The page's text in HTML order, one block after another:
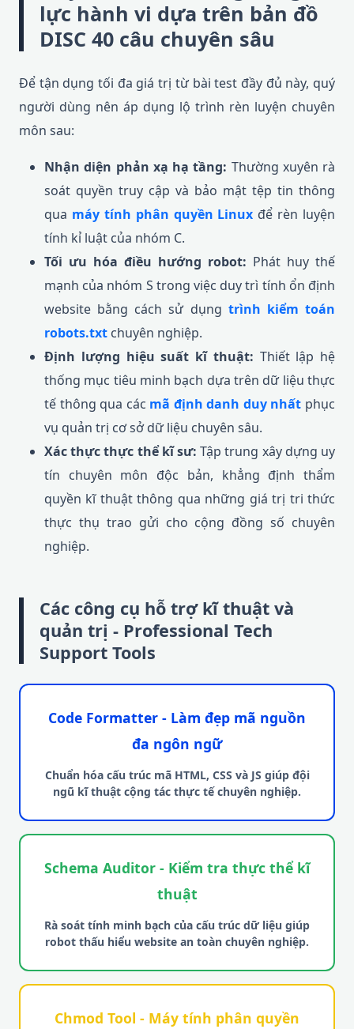
lực hành vi dựa trên bản đồ
DISC 40 câu chuyên sâu
Để tận dụng tối đa giá trị từ bài test đầy đủ này, quý
người dùng nên áp dụng lộ trình rèn luyện chuyên
môn sau:
Nhận diện phản xạ hạ tầng: Thường xuyên rà
soát quyền truy cập và bảo mật tệp tin thông
qua máy tính phân quyền Linux để rèn luyện
tính kỉ luật của nhóm C.
Tối ưu hóa điều hướng robot: Phát huy thế
mạnh của nhóm S trong việc duy trì tính ổn định
website bằng cách sử dụng trình kiểm toán
robots.txt chuyên nghiệp.
Định lượng hiệu suất kĩ thuật: Thiết lập hệ
thống mục tiêu minh bạch dựa trên dữ liệu thực
tế thông qua các mã định danh duy nhất phục
vụ quản trị cơ sở dữ liệu chuyên sâu.
Xác thực thực thể kĩ sư: Tập trung xây dựng uy
tín chuyên môn độc bản, khẳng định thẩm
quyền kĩ thuật thông qua những giá trị tri thức
thực thụ trao gửi cho cộng đồng số chuyên
nghiệp.
Các công cụ hỗ trợ kĩ thuật và
quản trị - Professional Tech
Support Tools
Code Formatter - Làm đẹp mã nguồn
đa ngôn ngữ
Chuẩn hóa cấu trúc mã HTML, CSS và JS giúp đội
ngũ kĩ thuật cộng tác thực tế chuyên nghiệp.
Schema Auditor - Kiểm tra thực thể kĩ
thuật
Rà soát tính minh bạch của cấu trúc dữ liệu giúp
robot thấu hiểu website an toàn chuyên nghiệp.
Chmod Tool - Máy tính phân quyền